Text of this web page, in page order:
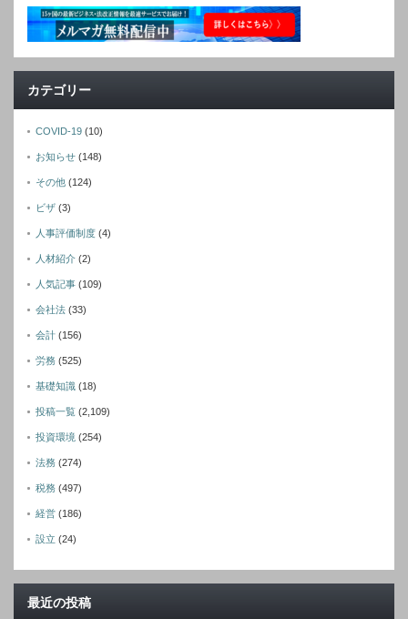
カテゴリー
COVID-19 (10)
お知らせ (148)
その他 (124)
ビザ (3)
人事評価制度 (4)
人材紹介 (2)
人気記事 (109)
会社法 (33)
会計 (156)
労務 (525)
基礎知識 (18)
投稿一覧 (2,109)
投資環境 (254)
法務 (274)
税務 (497)
経営 (186)
設立 (24)
最近の投稿